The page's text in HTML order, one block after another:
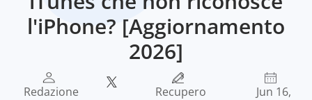
l'iPhone? [Aggiornamento
2026]
Redazione
Recupero
Jun 16,